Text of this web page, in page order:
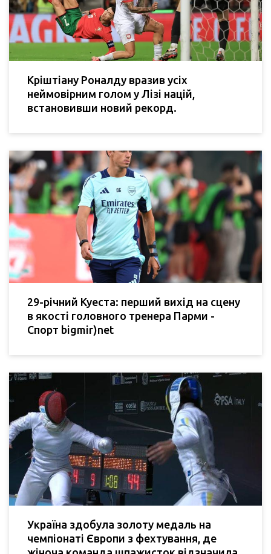
Кріштіану Роналду вразив усіх
неймовірним голом у Лізі націй,
встановивши новий рекорд.
29-річний Куеста: перший вихід на сцену
в якості головного тренера Парми -
Спорт bigmir)net
Україна здобула золоту медаль на
чемпіонаті Європи з фехтування, де